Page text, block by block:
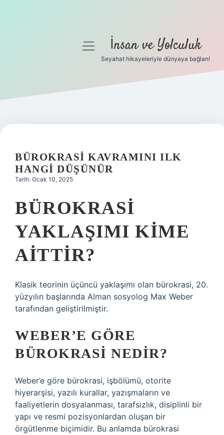
Gizlilik Politikası
Yasal Uyarı
menüyü İnsan ve Yolculuk
Seyahat hikayeleriyle dünyaya bağlan!
BÜROKRASI KAVRAMINI ILK
HANGI DÜŞÜNÜR
Tarih: Ocak 10, 2025
BÜROKRASI
YAKLAŞIMI KIME
AITTIR?
Klasik teorinin üçüncü yaklaşımı olan bürokrasi, 20.
yüzyılın başlarında Alman sosyolog Max Weber
tarafından geliştirilmiştir.
WEBER’E GÖRE
BÜROKRASI NEDIR?
Weber’e göre bürokrasi, işbölümü, otorite
hiyerarşisi, yazılı kurallar, yazışmaların ve
faaliyetlerin dosyalanması, tarafsızlık, disiplinli bir
yapı ve resmi pozisyonlardan oluşan bir
örgütlenme biçimidir. Bu anlamda bürokrasi